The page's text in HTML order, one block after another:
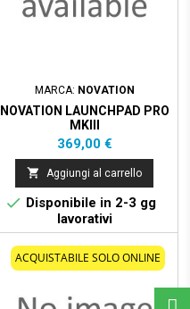
MARCA: NOVATION
NOVATION LAUNCHPAD PRO
MKIII
Prezzo
369,00 €
 Aggiungi al carrello
 Disponibile in 2-3 gg
lavorativi
ACQUISTABILE SOLO ONLINE